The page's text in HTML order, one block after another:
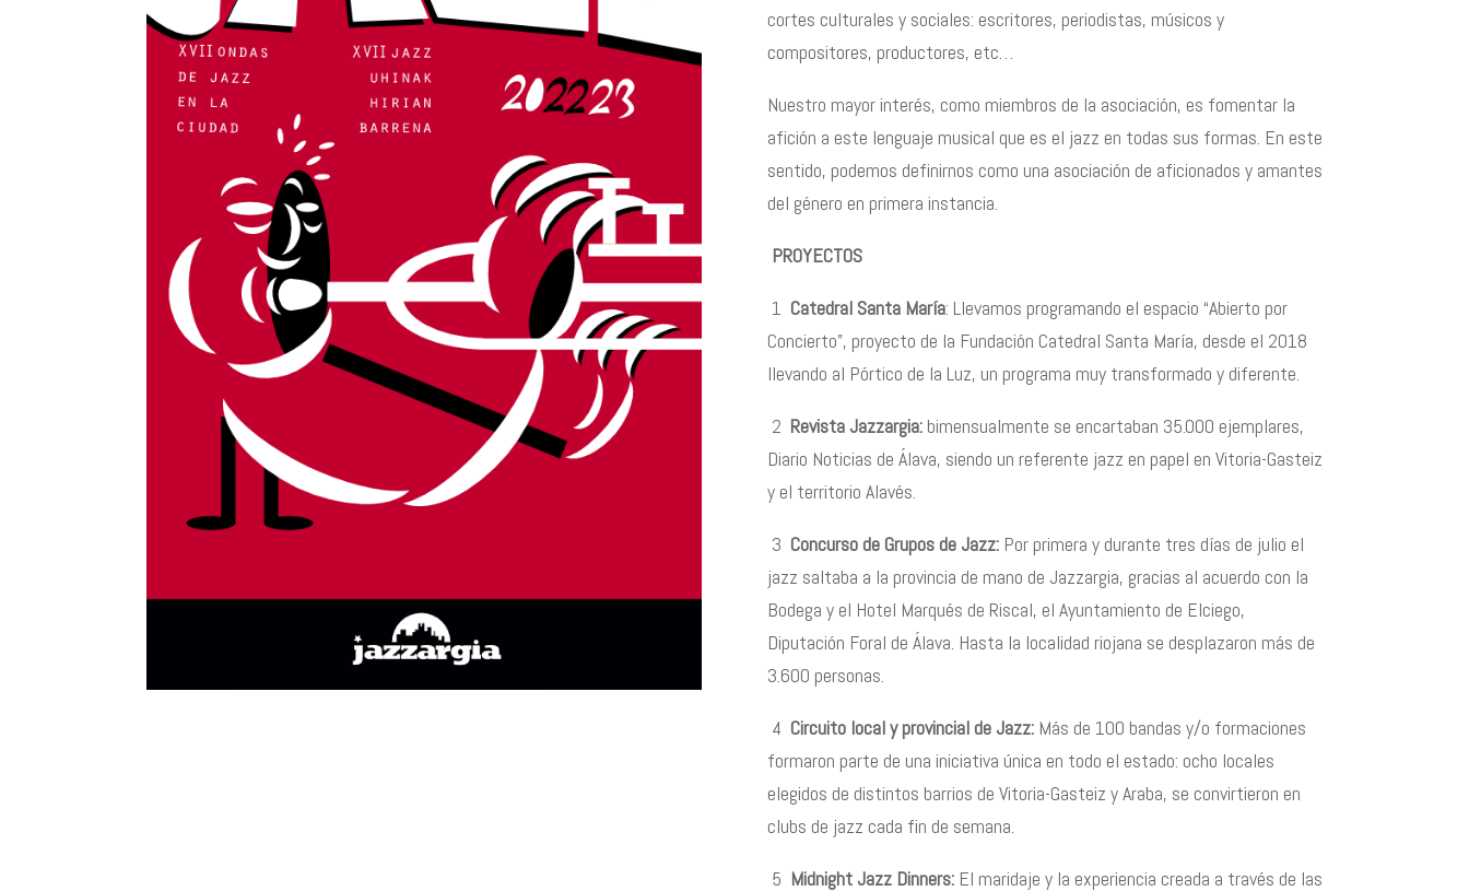
cortes culturales y sociales: escritores, periodistas, músicos y
compositores, productores, etc…
Nuestro mayor interés, como miembros de la asociación, es fomentar la
afición a este lenguaje musical que es el jazz en todas sus formas. En este
sentido, podemos definirnos como una asociación de aficionados y amantes
del género en primera instancia.
PROYECTOS
1 Catedral Santa María: Llevamos programando el espacio “Abierto por
Concierto”, proyecto de la Fundación Catedral Santa María, desde el 2018
llevando al Pórtico de la Luz, un programa muy transformado y diferente.
2 Revista Jazzargia: bimensualmente se encartaban 35.000 ejemplares,
Diario Noticias de Álava, siendo un referente jazz en papel en Vitoria-Gasteiz
y el territorio Alavés.
3 Concurso de Grupos de Jazz: Por primera y durante tres días de julio el
jazz saltaba a la provincia de mano de Jazzargia, gracias al acuerdo con la
Bodega y el Hotel Marqués de Riscal, el Ayuntamiento de Elciego,
Diputación Foral de Álava. Hasta la localidad riojana se desplazaron más de
3.600 personas.
4 Circuito local y provincial de Jazz: Más de 100 bandas y/o formaciones
formaron parte de una iniciativa única en todo el estado: ocho locales
elegidos de distintos barrios de Vitoria-Gasteiz y Araba, se convirtieron en
clubs de jazz cada fin de semana.
5 Midnight Jazz Dinners: El maridaje y la experiencia creada a través de las